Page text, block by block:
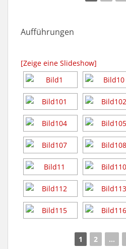
Aufführungen
[Zeige eine Slideshow]
1 2 ...